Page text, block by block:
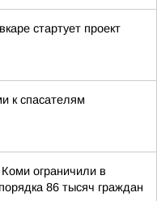
стартует проект
к спасателям
ограничили в
86 тысяч граждан